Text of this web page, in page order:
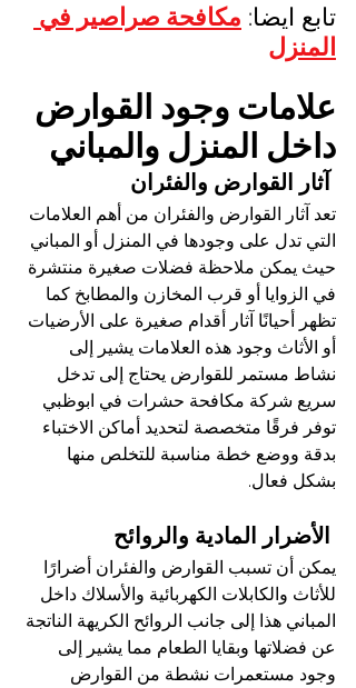
تابع ايضا: مكافحة صراصير في
المنزل
علامات وجود القوارض
داخل المنزل والمباني
تعد آثار القوارض والفئران من أهم العلامات
التي تدل على وجودها في المنزل أو المباني
حيث يمكن ملاحظة فضلات صغيرة منتشرة
في الزوايا أو قرب المخازن والمطابخ كما
تظهر أحيانًا آثار أقدام صغيرة على الأرضيات
أو الأثاث وجود هذه العلامات يشير إلى
نشاط مستمر للقوارض يحتاج إلى تدخل
سريع شركة مكافحة حشرات في ابوظبي
توفر فرقًا متخصصة لتحديد أماكن الاختباء
بدقة ووضع خطة مناسبة للتخلص منها
بشكل فعال.
يمكن أن تسبب القوارض والفئران أضرارًا
للأثاث والكابلات الكهربائية والأسلاك داخل
المباني هذا إلى جانب الروائح الكريهة الناتجة
عن فضلاتها وبقايا الطعام مما يشير إلى
وجود مستعمرات نشطة من القوارض